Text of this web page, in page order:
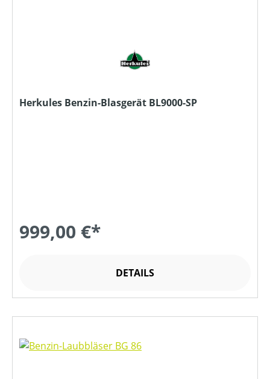
Herkules Benzin-Blasgerät BL9000-SP
999,00 €*
DETAILS